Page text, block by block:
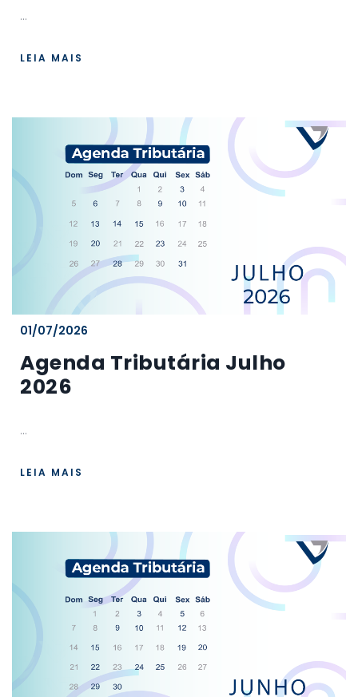
...
LEIA MAIS
01/07/2026
Agenda Tributária Julho
2026
...
LEIA MAIS